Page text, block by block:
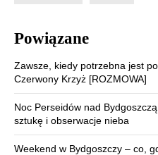
Powiązane
Zawsze, kiedy potrzebna jest
Czerwony Krzyż [ROZMOWA]
Noc Perseidów nad
sztukę i obserwacje nieba
Weekend w Bydgoszczy – co,